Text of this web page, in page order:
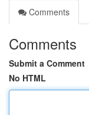
Comments
Comments
Submit a Comment
No HTML